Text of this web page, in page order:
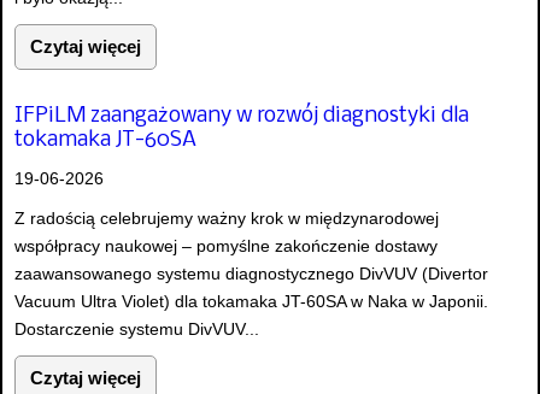
Czytaj więcej
IFPiLM zaangażowany w rozwój diagnostyki dla
tokamaka JT-60SA
19-06-2026
Z radością celebrujemy ważny krok w międzynarodowej
współpracy naukowej – pomyślne zakończenie dostawy
zaawansowanego systemu diagnostycznego DivVUV (Divertor
Vacuum Ultra Violet) dla tokamaka JT-60SA w Naka w Japonii.
Dostarczenie systemu DivVUV...
Czytaj więcej